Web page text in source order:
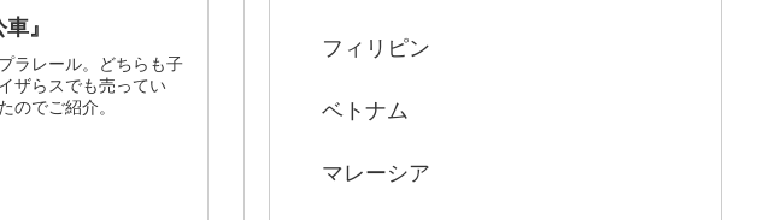
』
ラレール。どちらも子
ザらスでも売ってい
のでご紹介。
フィリピン
ベトナム
マレーシア